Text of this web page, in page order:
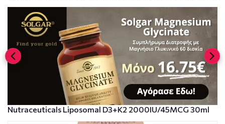
Nutraceuticals Liposomal D3+K2 2000IU/45MCG 30ml